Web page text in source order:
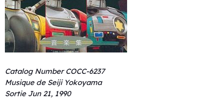
Catalog Number COCC-6237
Musique de Seiji Yokoyama
Sortie Jun 21, 1990